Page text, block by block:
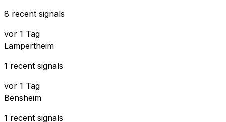
8 recent signals
vor 1 Tag
Lampertheim
1 recent signals
vor 1 Tag
Bensheim
1 recent signals